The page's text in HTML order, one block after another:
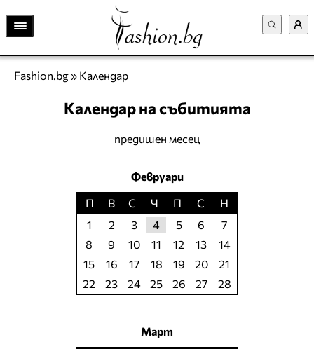
Fashion.bg» Календар
Календар на събитията
предишен месец
Февруари
П
В С Ч П С
Н
1
2 3 4 5 6
7
8
9 10 11 12 13
14
15
16 17 18 19 20
21
22
23 24 25 26 27 28
Март